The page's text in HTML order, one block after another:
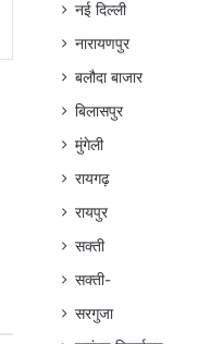
नई दिल्ली
नारायणपुर
बलौदा बाजार
बिलासपुर
मुंगेली
रायगढ़
रायपुर
सक्ती
सक्ती-
सरगुजा